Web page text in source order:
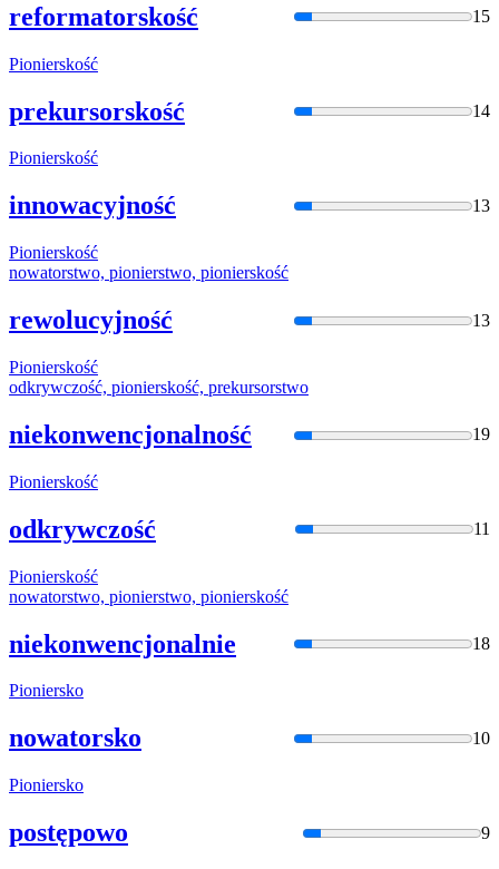
reformatorskość 15
Pionierskość
prekursorskość 14
Pionierskość
innowacyjność 13
Pionierskość
nowatorstwo, pionierstwo, pionierskość
rewolucyjność 13
Pionierskość
odkrywczość, pionierskość, prekursorstwo
niekonwencjonalność 19
Pionierskość
odkrywczość 11
Pionierskość
nowatorstwo, pionierstwo, pionierskość
niekonwencjonalnie 18
Pioniersko
nowatorsko 10
Pioniersko
postępowo 9